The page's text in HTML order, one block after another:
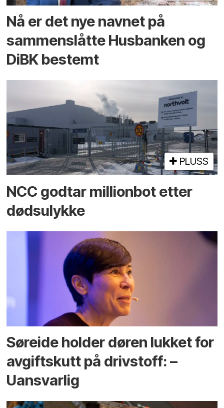
Nå er det nye navnet på
sammenslåtte Husbanken og
DiBK bestemt
PLUSS
NCC godtar millionbot etter
dødsulykke
Søreide holder døren lukket for
avgiftskutt på drivstoff: –
Uansvarlig